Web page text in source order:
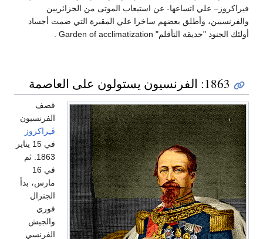
فيراكروز– علي اتساعها- عن استيعاب الموتى من الجزائريين
والفرنسيين، وأطلق بعضهم ساخرا علي المقبرة التي ضمت أجساد
أولئك الجنود "حديقة التأقلم" Garden of acclimatization .
1863: الفرنسيون يستولون على العاصمة
قصف
الفرنسيون
ڤـِراكروز
في 15 يناير
1863. ثم
في 16
مارس، بدأ
الجنرال
فوري
والجيش
الفرنسي